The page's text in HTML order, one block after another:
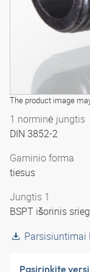
The product image
1 norminė jungtis
DIN 3852-2
Gaminio forma
tiesus
Jungtis 1
BSPT išorinis
Parsisiuntimai
Pasirinkite